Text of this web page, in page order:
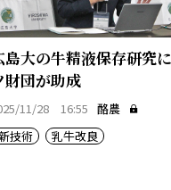
島大の牛精液保存研究
財団が助成
11/28 16:55 酪農
技術
乳牛改良